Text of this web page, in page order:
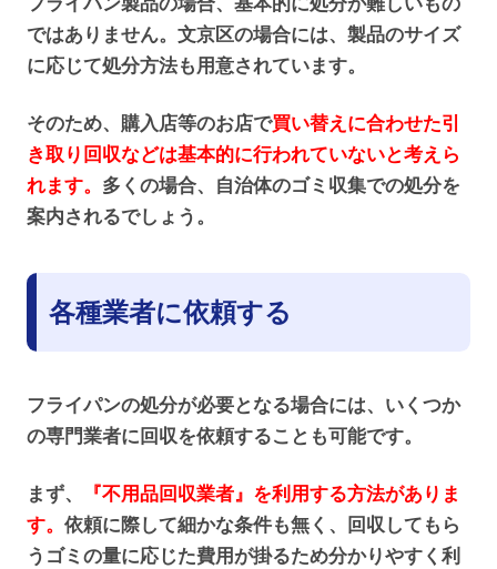
ではありません。文京区の場合には、製品のサイズ
に応じて処分方法も用意されています。
そのため、購入店等のお店で買い替えに合わせた引
き取り回収などは基本的に行われていないと考えら
れます。 多くの場合、自治体のゴミ収集での処分を
案内されるでしょう。
各種業者に依頼する
フライパンの処分が必要となる場合には、いくつか
の専門業者に回収を依頼することも可能です。
まず、
『不用品回収業者』を利用する方法がありま
す。 依頼に際して細かな条件も無く、回収してもら
うゴミの量に応じた費用が掛るため分かりやすく利